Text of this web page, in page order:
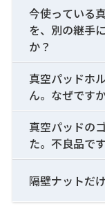
今使っている
を、別の継手
か？
真空パッドホ
ん。なぜです
真空パッドの
た。不良品で
隔壁ナットだ